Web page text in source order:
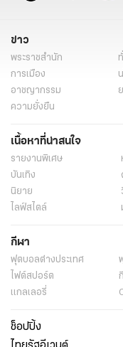
ข่าว
พระราชสำนัก
การเมือง
อาชญากรรม
ความยั่งยืน
เนื้อหาที่น่าสนใจ
รายงานพิเศษ
บันเทิง
นิยาย
ไลฟ์สไตล์
กีฬา
ฟุตบอลต่่างประเทศ
ไฟต์สปอร์ต
แกลเลอรี่
ช็อปปิ้ง